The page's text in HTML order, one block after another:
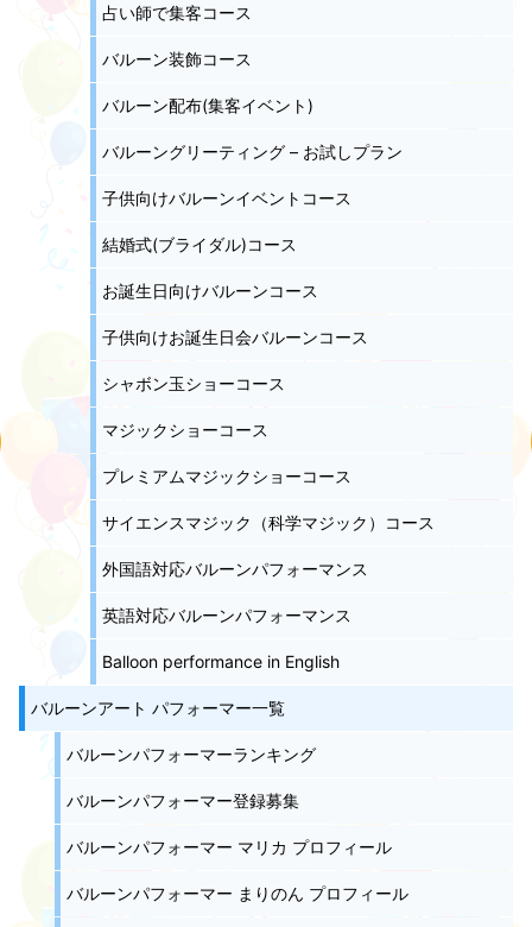
占い師で集客コース
バルーン装飾コース
バルーン配布(集客イベント)
バルーングリーティング – お試しプラン
子供向けバルーンイベントコース
結婚式(ブライダル)コース
お誕生日向けバルーンコース
子供向けお誕生日会バルーンコース
シャボン玉ショーコース
マジックショーコース
プレミアムマジックショーコース
サイエンスマジック（科学マジック）コース
外国語対応バルーンパフォーマンス
英語対応バルーンパフォーマンス
Balloon performance in English
バルーンアート パフォーマー一覧
バルーンパフォーマーランキング
バルーンパフォーマー登録募集
バルーンパフォーマー マリカ プロフィール
バルーンパフォーマー まりのん プロフィール